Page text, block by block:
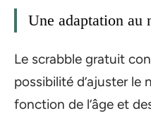
Une adaptation au
Le scrabble gratuit
possibilité d’ajuster le
fonction de l’âge et